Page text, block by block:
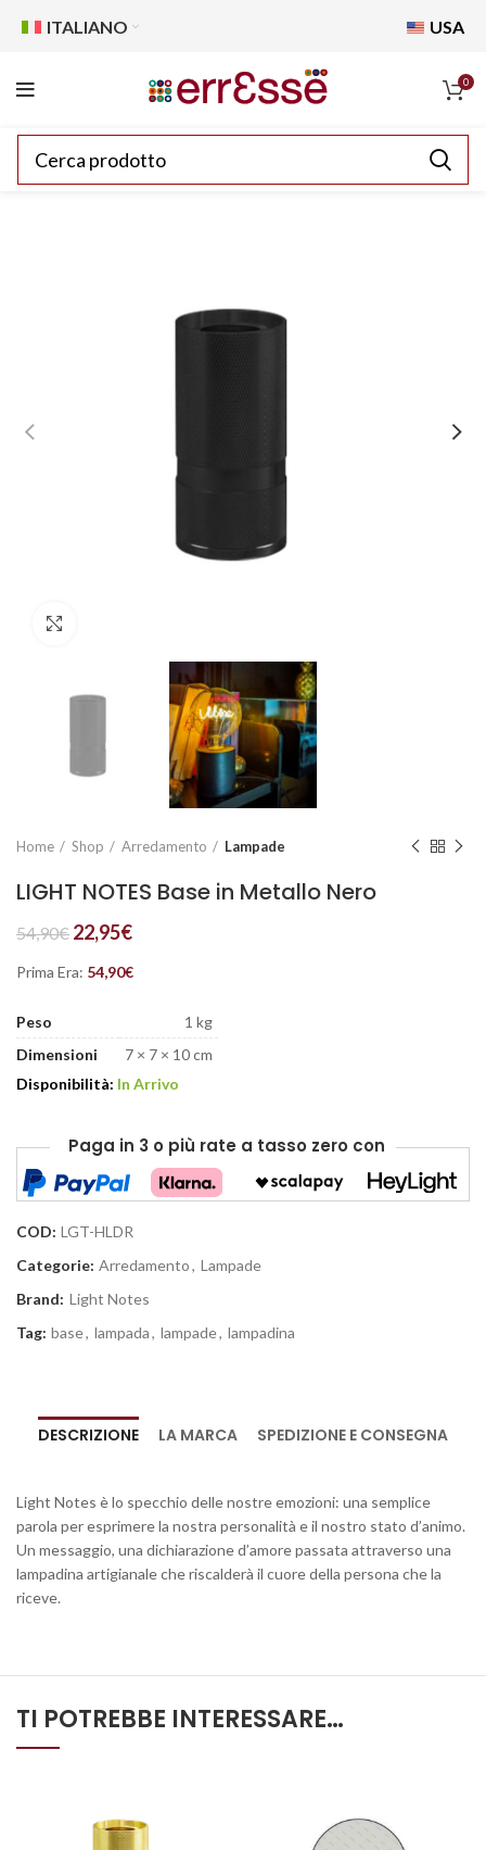
ITALIANO USA
0
Home Shop Arredamento Lampade
LIGHT NOTES Base in Metallo Nero
54,90€ 22,95€
Prima Era: 54,90€
Peso
1 kg
Dimensioni
7 × 7 × 10 cm
Disponibilità: In Arrivo
Paga in 3 o più rate a tasso zero con
COD: LGT-HLDR
Categorie: Arredamento, Lampade
Brand: Light Notes
Tag: base, lampada, lampade, lampadina
DESCRIZIONE LA MARCA SPEDIZIONE E CONSEGNA
Light Notes è lo specchio delle nostre emozioni: una semplice
parola per esprimere la nostra personalità e il nostro stato d’animo.
Un messaggio, una dichiarazione d’amore passata attraverso una
lampadina artigianale che riscalderà il cuore della persona che la
riceve.
TI POTREBBE INTERESSARE…